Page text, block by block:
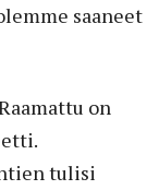
saaneet
on
tulisi